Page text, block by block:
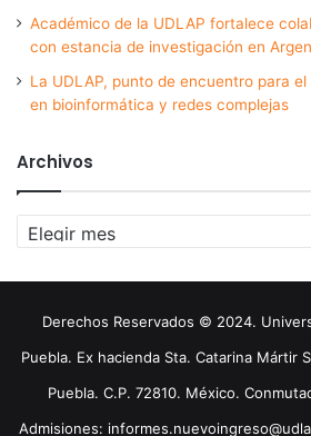
Académico de la UDLAP fortalece
con estancia de investigación en
La UDLAP, punto de encuentro para
en bioinformática y redes complejas
Archivos
Archivos
Derechos Reservados © 2024.
Puebla. Ex hacienda Sta. Catarina Mártir
Puebla. C.P. 72810. México.
Admisiones: